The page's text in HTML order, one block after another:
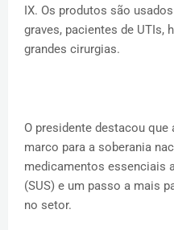
IX. Os produtos são
graves, pacientes de UTIs,
grandes cirurgias.
O presidente destacou que
marco para a soberania
medicamentos essenciais
(SUS) e um passo a mais
no setor.